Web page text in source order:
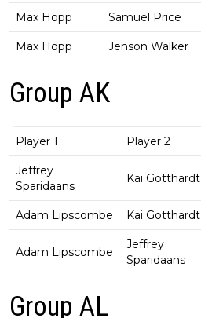
Max Hopp Samuel Price
Max Hopp Jenson Walker
Group AK
Player 1 Player 2
Jeffrey
Sparidaans
Kai Gotthardt
Adam Lipscombe Kai Gotthardt
Adam Lipscombe
Jeffrey
Sparidaans
Group AL